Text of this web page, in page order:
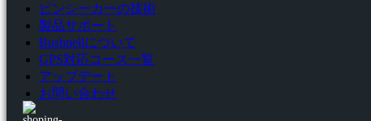
ピンシーカーの技術
製品サポート
Bushnellについて
GPS対応コース一覧
アップデート
お問い合わせ